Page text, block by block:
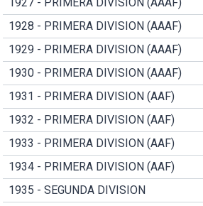
1927 - PRIMERA DIVISION (AAAF)
1928 - PRIMERA DIVISION (AAAF)
1929 - PRIMERA DIVISION (AAAF)
1930 - PRIMERA DIVISION (AAAF)
1931 - PRIMERA DIVISION (AAF)
1932 - PRIMERA DIVISION (AAF)
1933 - PRIMERA DIVISION (AAF)
1934 - PRIMERA DIVISION (AAF)
1935 - SEGUNDA DIVISION